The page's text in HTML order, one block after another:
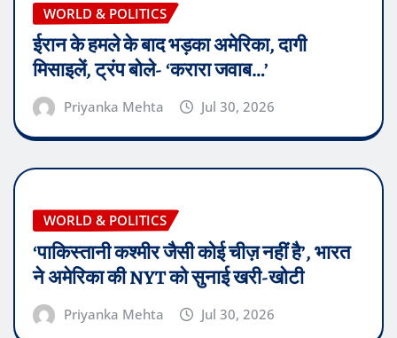
WORLD & POLITICS
ईरान के हमले के बाद भड़का अमेरिका, दागी
मिसाइलें, ट्रंप बोले- ‘करारा जवाब…’
Priyanka Mehta Jul 30, 2026
WORLD & POLITICS
‘पाकिस्तानी कश्मीर जैसी कोई चीज़ नहीं है’, भारत
ने अमेरिका की NYT को सुनाई खरी-खोटी
Priyanka Mehta Jul 30, 2026